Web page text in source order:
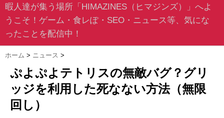
暇人達が集う場所「HIMAZINES（ヒマジンズ）」へよ
うこそ！ゲーム・食レぽ・SEO・ニュース等、気にな
ったことを配信中！
ホーム > ニュース >
ぷよぷよテトリスの無敵バグ？グリ
ッジを利用した死なない方法（無限
回し）